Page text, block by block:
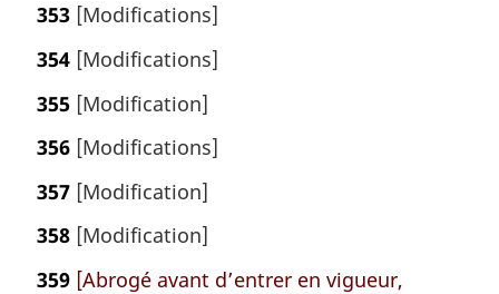
353 [Modifications]
354 [Modifications]
355 [Modification]
356 [Modifications]
357 [Modification]
358 [Modification]
359 [Abrogé avant d’entrer en vigueur,